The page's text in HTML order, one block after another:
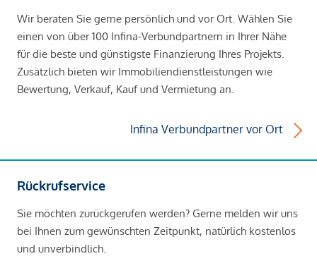
Wir beraten Sie gerne persönlich und vor Ort. Wählen Sie
einen von über 100 Infina-Verbundpartnern in Ihrer Nähe
für die beste und günstigste Finanzierung Ihres Projekts.
Zusätzlich bieten wir Immobiliendienstleistungen wie
Bewertung, Verkauf, Kauf und Vermietung an.
Infina Verbundpartner vor Ort
Rückrufservice
Sie möchten zurückgerufen werden? Gerne melden wir uns
bei Ihnen zum gewünschten Zeitpunkt, natürlich kostenlos
und unverbindlich.